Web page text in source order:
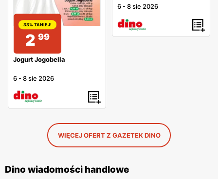
33% TANIEJ!
2 99
Jogurt Jogobella
6 -8 sie 2026
6 -8 sie 2026
WIĘCEJ OFERT Z GAZETEK DINO
Dino wiadomości handlowe